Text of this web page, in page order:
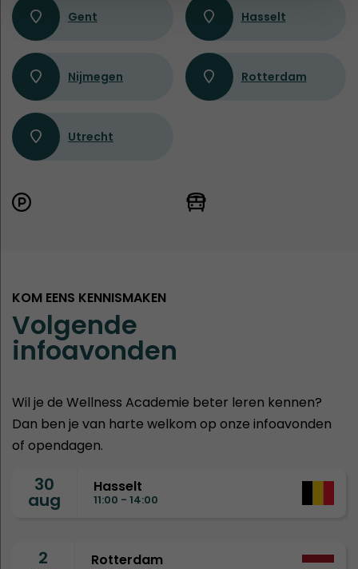
Gent Hasselt
Nijmegen Rotterdam
Utrecht
KOM EENS KENNISMAKEN
Volgende
infoavonden
Wil je de Wellness Academie beter leren kennen?
Dan ben je van harte welkom op onze infoavonden
of opendagen.
30
aug
Hasselt
11:00 - 14:00
2 Rotterdam